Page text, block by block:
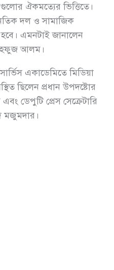
ঐকমত্যের ভিত্তিতে।
দল ও সামাজিক
এমনটাই জানালেন
আলম।
একাডেমিতে মিডিয়া
ছিলেন প্রধান উপদষ্টোর
ডেপুটি প্রেস সেক্রেটারি
মজুমদার।